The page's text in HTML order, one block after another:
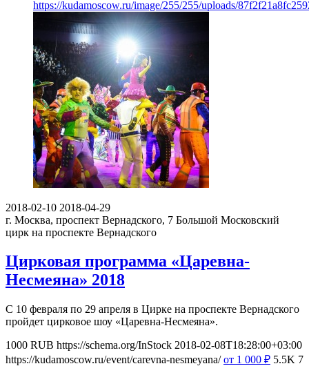
https://kudamoscow.ru/image/255/255/uploads/
2018-02-10 2018-04-29
г. Москва, проспект Вернадского, 7 Большой Московский
цирк на проспекте Вернадского
Цирковая программа «Царевна-
Несмеяна» 2018
С 10 февраля по 29 апреля в Цирке на проспекте Вернадского
пройдет цирковое шоу «Царевна-Несмеяна».
1000 RUB https://schema.org/InStock 2018-02-08T18:28:00+03:00
https://kudamoscow.ru/event/carevna-nesmeyana/ от 1 000 ₽ 5.5K 7